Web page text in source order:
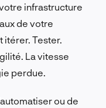
infrastructure
de votre
itérer. Tester.
La vitesse
perdue.
ou de